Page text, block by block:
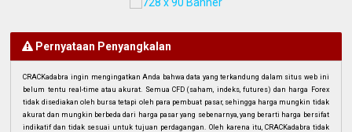
Pernyataan Penyangkalan
CRACKadabra ingin mengingatkan Anda bahwa data yang terkandung dalam situs web ini
belum tentu real-time atau akurat. Semua CFD (saham, indeks, futures) dan harga Forex
tidak disediakan oleh bursa tetapi oleh para pembuat pasar, sehingga harga mungkin tidak
akurat dan mungkin berbeda dari harga pasar yang sebenarnya, yang berarti harga bersifat
indikatif dan tidak sesuai untuk tujuan perdagangan. Oleh karena itu, CRACKadabra tidak